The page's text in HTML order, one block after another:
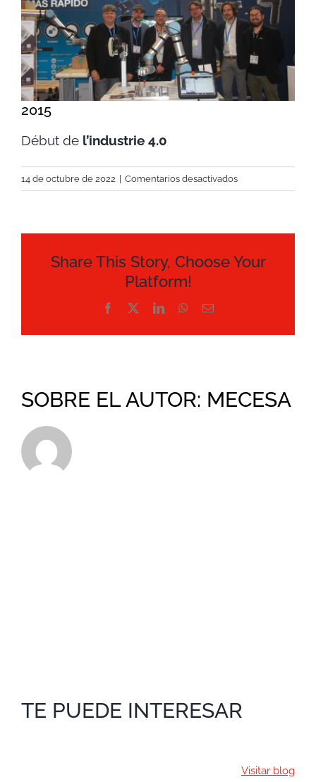
Contacto
Tienda
Contacto
2015
Début de l’industrie 4.0
14 de octubre de 2022 Comentarios desactivadosen
2015
Share This Story, Choose Your
Platform!
Facebook LinkedInWhatsApp
Correo
SOBRE EL AUTOR: MECESA
TE PUEDE INTERESAR
Visitar blog